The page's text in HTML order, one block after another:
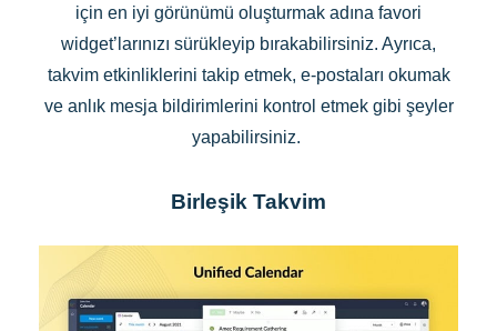
için en iyi görünümü oluşturmak adına favori
widget’larınızı sürükleyip bırakabilirsiniz. Ayrıca,
takvim etkinliklerini takip etmek, e-postaları okumak
ve anlık mesja bildirimlerini kontrol etmek gibi şeyler
yapabilirsiniz.
Birleşik Takvim